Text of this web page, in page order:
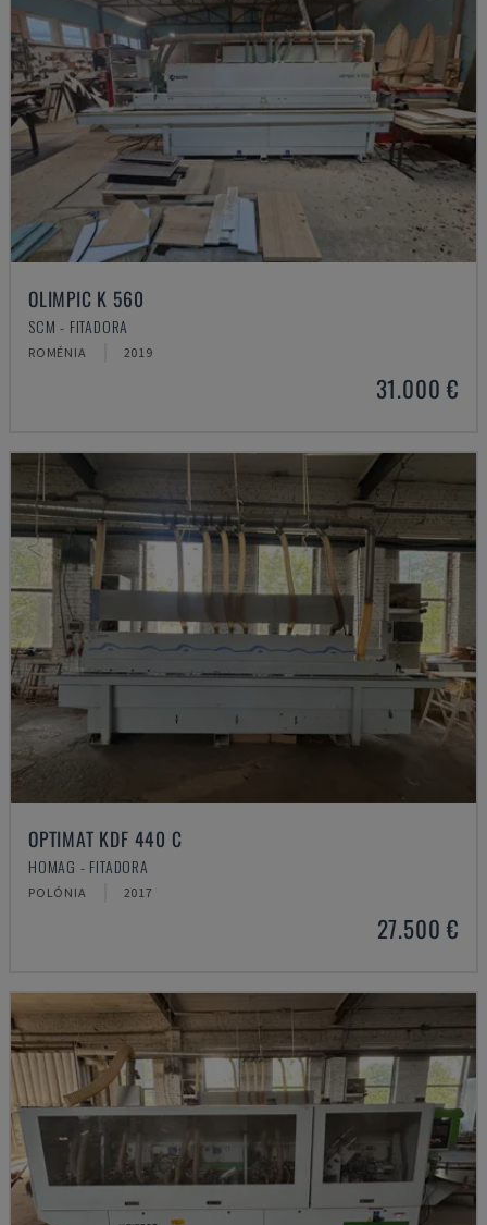
OLIMPIC K 560
SCM - FITADORA
ROMÉNIA 2019
31.000 €
OPTIMAT KDF 440 C
HOMAG - FITADORA
POLÓNIA 2017
27.500 €